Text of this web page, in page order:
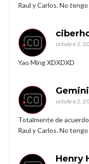
Raul y Carlos. No
octubre 2,
Yao Ming XDXDXD
Gemini
octubre 2,
Totalmente de
Raul y Carlos. No
Henry